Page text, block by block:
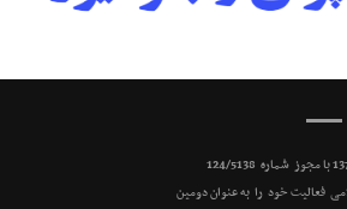
فعالیت خود را به عنوان دومین